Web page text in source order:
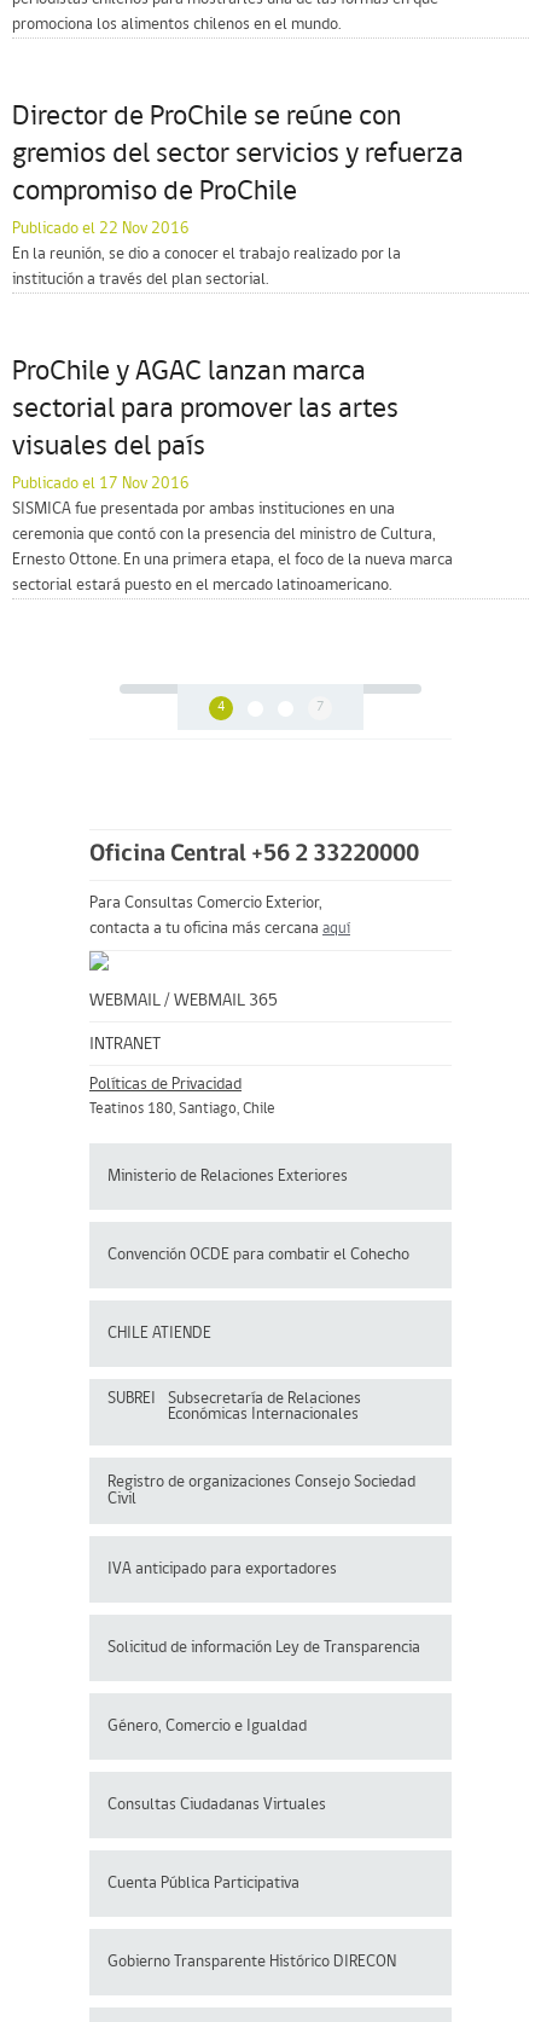
promociona los alimentos chilenos en el mundo.
Director de ProChile se reúne con
gremios del sector servicios y refuerza
compromiso de ProChile
Publicado el 22 Nov 2016
En la reunión, se dio a conocer el trabajo realizado por la
institución a través del plan sectorial.
ProChile y AGAC lanzan marca
sectorial para promover las artes
visuales del país
Publicado el 17 Nov 2016
SISMICA fue presentada por ambas instituciones en una
ceremonia que contó con la presencia del ministro de Cultura,
Ernesto Ottone. En una primera etapa, el foco de la nueva marca
sectorial estará puesto en el mercado latinoamericano.
4 7
Oficina Central +56 2 33220000
Para Consultas Comercio Exterior,
contacta a tu oficina más cercana aquí
WEBMAIL / WEBMAIL 365
INTRANET
Políticas de Privacidad
Teatinos 180, Santiago, Chile
Ministerio de Relaciones Exteriores
Convención OCDE para combatir el Cohecho
CHILE ATIENDE
SUBREI
Subsecretaría de Relaciones
Económicas Internacionales
Registro de organizaciones Consejo Sociedad
Civil
IVA anticipado para exportadores
Solicitud de información Ley de Transparencia
Género, Comercio e Igualdad
Consultas Ciudadanas Virtuales
Cuenta Pública Participativa
Gobierno Transparente Histórico DIRECON